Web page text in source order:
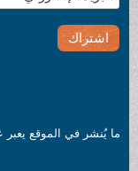
ما يُنشر في الموقع يعبر عن